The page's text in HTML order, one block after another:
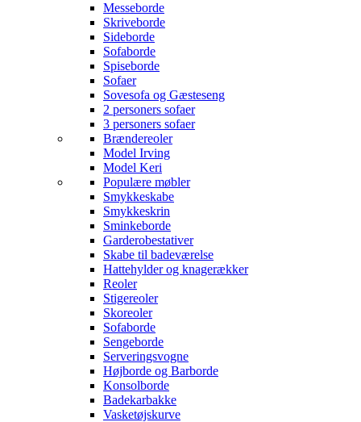
Messeborde
Skriveborde
Sideborde
Sofaborde
Spiseborde
Sofaer
Sovesofa og Gæsteseng
2 personers sofaer
3 personers sofaer
Brændereoler
Model Irving
Model Keri
Populære møbler
Smykkeskabe
Smykkeskrin
Sminkeborde
Garderobestativer
Skabe til badeværelse
Hattehylder og knagerækker
Reoler
Stigereoler
Skoreoler
Sofaborde
Sengeborde
Serveringsvogne
Højborde og Barborde
Konsolborde
Badekarbakke
Vasketøjskurve